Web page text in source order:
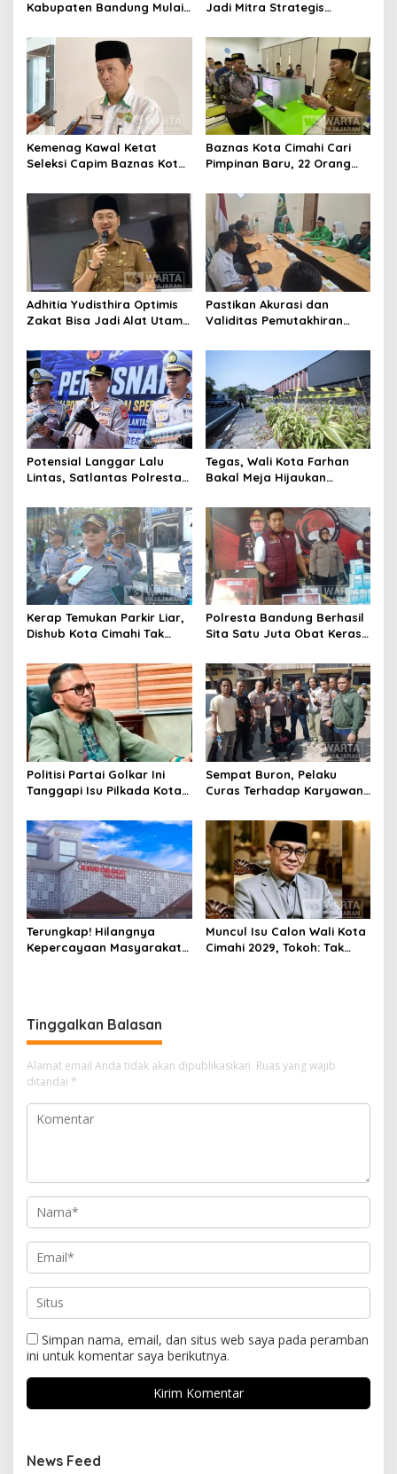
Kabupaten Bandung Mulai
Jadi Mitra Strategis
Publik
Kemenag Kawal Ketat
Seleksi Capim Baznas Kota
Komisioner Baznas
Berintegritas
Baznas Kota Cimahi Cari
Pimpinan Baru, 22 Orang
Adhitia Yudisthira Optimis
Zakat Bisa Jadi Alat Utama
Kota Cimahi
Pastikan Akurasi dan
Validitas Pemutakhiran
Cimahi Lakukan
Potensial Langgar Lalu
Lintas, Satlantas Polresta
Motor Berknalpot Brong
Tegas, Wali Kota Farhan
Bakal Meja Hijaukan
Riau
Kerap Temukan Parkir Liar,
Dishub Kota Cimahi Tak
Pembinaan
Polresta Bandung Berhasil
Sita Satu Juta Obat Keras
Kasus Narkoba
Politisi Partai Golkar Ini
Tanggapi Isu Pilkada Kota
Sempat Buron, Pelaku
Curas Terhadap Karyawan
Ditangkap Polisi
Terungkap! Hilangnya
Kepercayaan Masyarakat
Muncul Isu Calon Wali Kota
Cimahi 2029, Tokoh: Tak
Tinggalkan Balasan
Alamat email Anda tidak akan dipublikasikan. Ruas yang wajib
ditandai *
Simpan nama, email, dan situs web saya pada peramban
ini untuk komentar saya berikutnya.
News Feed